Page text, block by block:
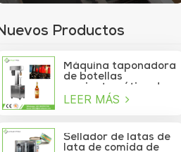
Productos
Máquina taponadora
de botellas
semiautomática de
750 ml para botellas
LEER MÁS
Sellador de latas de
lata de comida de